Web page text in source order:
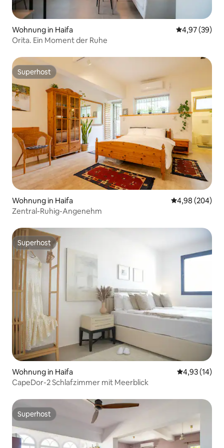
Wohnung in Haifa
4,97 (39)
Orita. Ein Moment der Ruhe
Superhost
Superhost
Wohnung in Haifa
4,98 (204)
Zentral-Ruhig-Angenehm
Superhost
Superhost
Wohnung in Haifa
4,93 (14)
CapeDor-2 Schlafzimmer mit Meerblick
Superhost
Superhost